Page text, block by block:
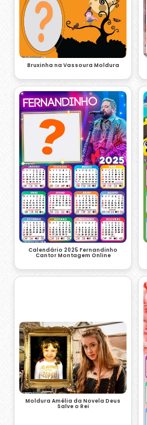
Bruxinha na Vassoura Moldura
Calendário 2025 Fernandinho
Cantor Montagem Online
Moldura Amélia da Novela Deus
Salve o Rei